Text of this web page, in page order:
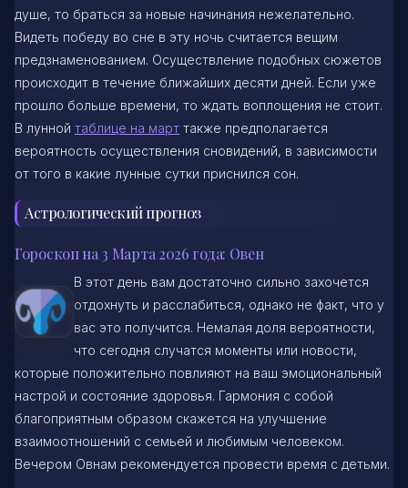
душе, то браться за новые начинания нежелательно.
Видеть победу во сне в эту ночь считается вещим
предзнаменованием. Осуществление подобных сюжетов
происходит в течение ближайших десяти дней. Если уже
прошло больше времени, то ждать воплощения не стоит.
В лунной таблице на март также предполагается
вероятность осуществления сновидений, в зависимости
от того в какие лунные сутки приснился сон.
Астрологический прогноз
Гороскоп на 3 Марта 2026 года: Овен
В этот день вам достаточно сильно захочется
отдохнуть и расслабиться, однако не факт, что у
вас это получится. Немалая доля вероятности,
что сегодня случатся моменты или новости,
которые положительно повлияют на ваш эмоциональный
настрой и состояние здоровья. Гармония с собой
благоприятным образом скажется на улучшение
взаимоотношений с семьей и любимым человеком.
Вечером Овнам рекомендуется провести время с детьми.